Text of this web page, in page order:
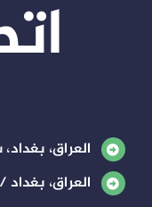
العراق،
العراق،